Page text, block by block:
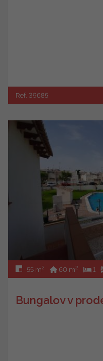
Ref. 39685
55 m2 60 m2 1
Bungalov v